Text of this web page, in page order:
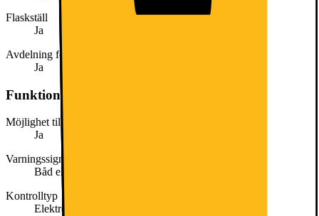
Flaskställ
Ja
Avdelning för färskvaror
Ja
Funktioner och egenskaper
Möjlighet till snabbnedkylning
Ja
Varningssignal / Tekniskt fel
Båd eljud och bild
Kontrolltyp
Elektronisk